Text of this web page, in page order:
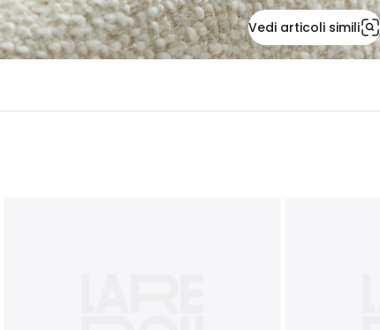
Vedi articoli simili